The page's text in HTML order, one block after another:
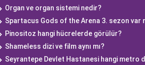
Organ ve organ sistemi nedir?
Spartacus Gods of the Arena 3. sezon var
Pinositoz hangi hücrelerde görülür?
Shameless dizi ve film aynı mı?
Seyrantepe Devlet Hastanesi hangi metro